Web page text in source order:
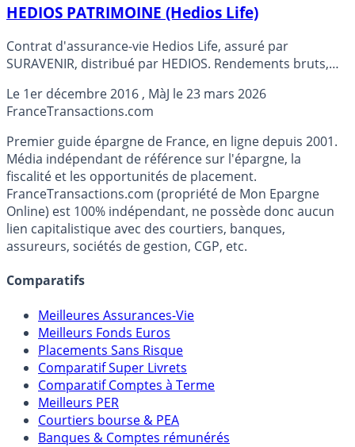
HEDIOS PATRIMOINE (Hedios Life)
Contrat d'assurance-vie Hedios Life, assuré par
SURAVENIR, distribué par HEDIOS. Rendements bruts,
gestion) des fonds en euros : SURAVENIR RENDEMENT
2024: 2.200% brut, SURAVENIR OPPORTUNITES 2024:
2.500% brut
Le 1er décembre 2016 , MàJ le23 mars 2026
FranceTransactions.com
Premier guide épargne de France, en ligne depuis 2001.
Média indépendant de référence sur l'épargne, la
fiscalité et les opportunités de placement.
FranceTransactions.com (propriété de Mon Epargne
Online) est 100% indépendant, ne possède donc aucun
lien capitalistique avec des courtiers, banques,
assureurs, sociétés de gestion, CGP, etc.
Comparatifs
Meilleures Assurances-Vie
Meilleurs Fonds Euros
Placements Sans Risque
Comparatif Super Livrets
Comparatif Comptes à Terme
Meilleurs PER
Courtiers bourse & PEA
Banques & Comptes rémunérés